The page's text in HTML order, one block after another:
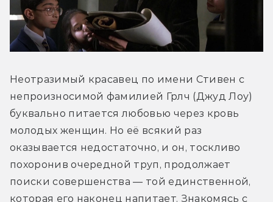
Неотразимый красавец по имени Стивен с
непроизносимой фамилией Грлч (Джуд Лоу)
буквально питается любовью через кровь
молодых женщин. Но её всякий раз
оказывается недостаточно, и он, тоскливо
похоронив очередной труп, продолжает
поиски совершенства — той единственной,
которая его наконец напитает. Знакомясь с